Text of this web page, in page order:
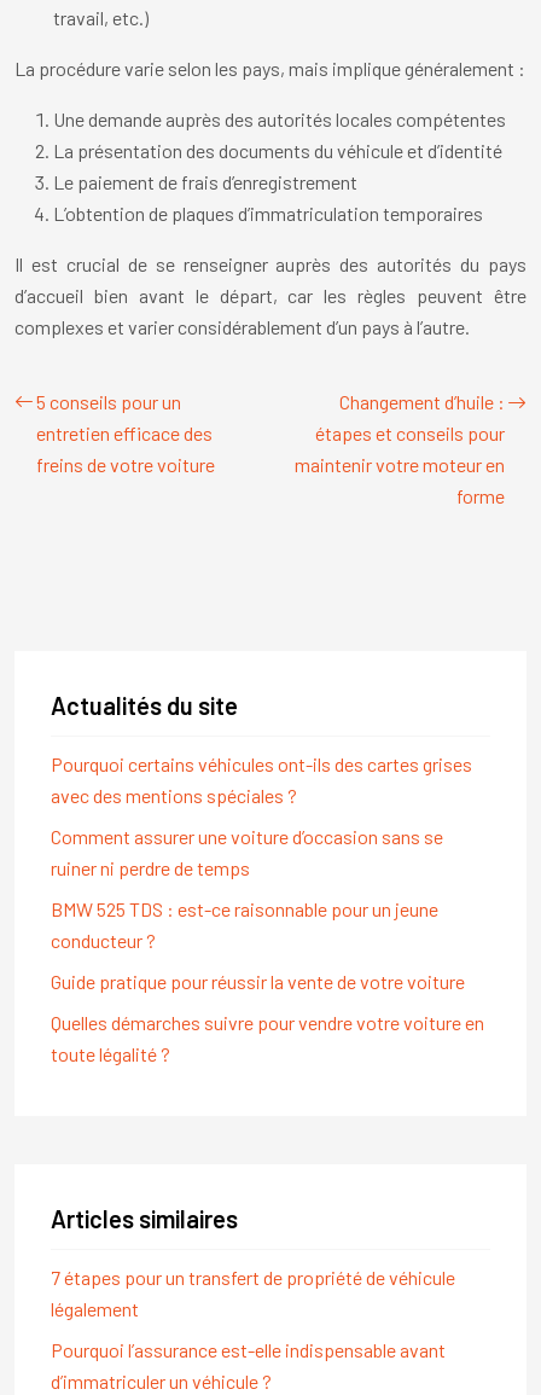
travail, etc.)
La procédure varie selon les pays, mais implique généralement :
Une demande auprès des autorités locales compétentes
La présentation des documents du véhicule et d’identité
Le paiement de frais d’enregistrement
L’obtention de plaques d’immatriculation temporaires
Il est crucial de se renseigner auprès des autorités du pays
d’accueil bien avant le départ, car les règles peuvent être
complexes et varier considérablement d’un pays à l’autre.
5 conseils pour un
entretien efficace des
freins de votre voiture
Changement d’huile :
étapes et conseils pour
maintenir votre moteur en
forme
Actualités du site
Pourquoi certains véhicules ont-ils des cartes grises
avec des mentions spéciales ?
Comment assurer une voiture d’occasion sans se
ruiner ni perdre de temps
BMW 525 TDS : est-ce raisonnable pour un jeune
conducteur ?
Guide pratique pour réussir la vente de votre voiture
Quelles démarches suivre pour vendre votre voiture en
toute légalité ?
Articles similaires
7 étapes pour un transfert de propriété de véhicule
légalement
Pourquoi l’assurance est-elle indispensable avant
d’immatriculer un véhicule ?